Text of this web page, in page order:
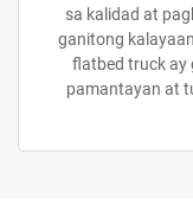
sa kalidad at
ganitong
flatbed truck ay
pamantayan at